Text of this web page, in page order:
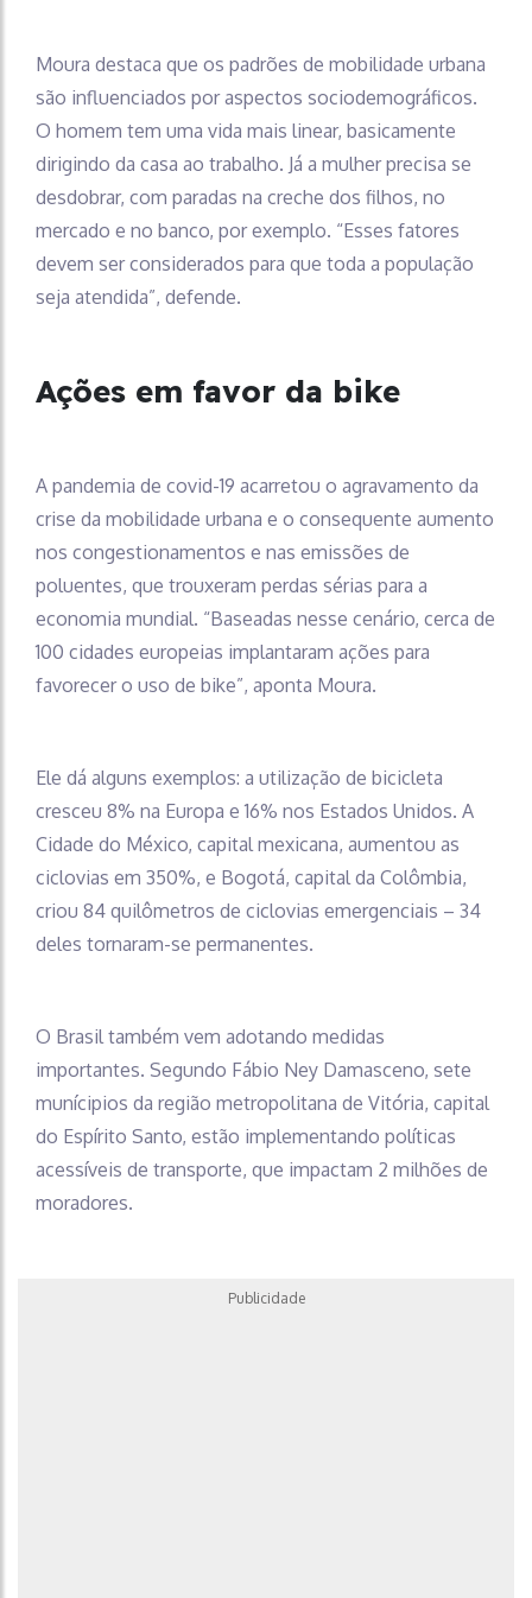
Moura destaca que os padrões de mobilidade urbana
são influenciados por aspectos sociodemográficos.
O homem tem uma vida mais linear, basicamente
dirigindo da casa ao trabalho. Já a mulher precisa se
desdobrar, com paradas na creche dos filhos, no
mercado e no banco, por exemplo. “Esses fatores
devem ser considerados para que toda a população
seja atendida”, defende.
Ações em favor da bike
A pandemia de covid-19 acarretou o agravamento da
crise da mobilidade urbana e o consequente aumento
nos congestionamentos e nas emissões de
poluentes, que trouxeram perdas sérias para a
economia mundial. “Baseadas nesse cenário, cerca de
100 cidades europeias implantaram ações para
favorecer o uso de bike”, aponta Moura.
Ele dá alguns exemplos: a utilização de bicicleta
cresceu 8% na Europa e 16% nos Estados Unidos. A
Cidade do México, capital mexicana, aumentou as
ciclovias em 350%, e Bogotá, capital da Colômbia,
criou 84 quilômetros de ciclovias emergenciais – 34
deles tornaram-se permanentes.
O Brasil também vem adotando medidas
importantes. Segundo Fábio Ney Damasceno, sete
munícipios da região metropolitana de Vitória, capital
do Espírito Santo, estão implementando políticas
acessíveis de transporte, que impactam 2 milhões de
moradores.
Publicidade